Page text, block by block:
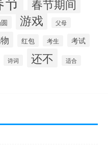
春节期间
游戏 父母
红包 考生 考试
诗词 还不 适合